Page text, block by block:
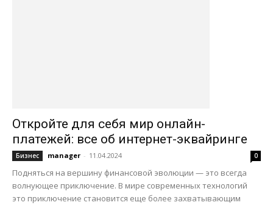
Откройте для себя мир онлайн-
платежей: все об интернет-эквайринге
Бизнес manager - 11.04.2024 0
Подняться на вершину финансовой эволюции — это всегда
волнующее приключение. В мире современных технологий
это приключение становится еще более захватывающим